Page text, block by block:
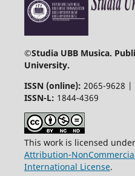
©Studia UBB Musica.
University.
ISSN (online): 2065-9628 |
ISSN-L: 1844-4369
This work is licensed
Attribution-
International License.